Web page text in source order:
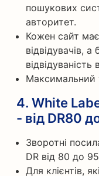
пошукових
авторитет.
Кожен сайт
відвідувачів,
Максимальний
4. White
- від DR80
Зворотні
DR від 80 до
Для клієнтів,